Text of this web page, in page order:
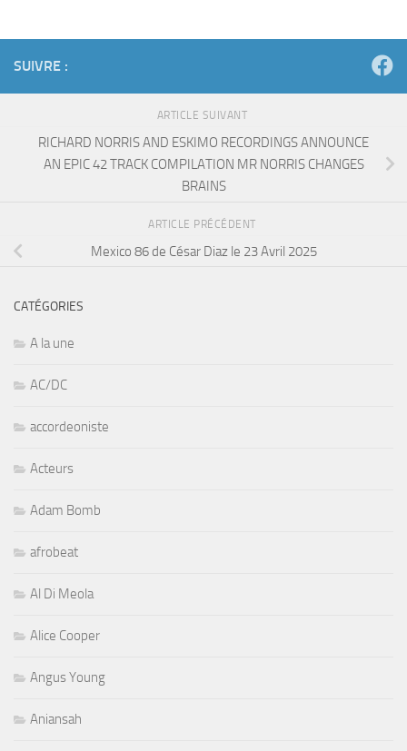
SUIVRE :
ARTICLE SUIVANT
RICHARD NORRIS AND ESKIMO RECORDINGS ANNOUNCE
AN EPIC 42 TRACK COMPILATION MR NORRIS CHANGES
BRAINS
ARTICLE PRÉCÉDENT
Mexico 86 de César Diaz le 23 Avril 2025
CATÉGORIES
A la une
AC/DC
accordeoniste
Acteurs
Adam Bomb
afrobeat
Al Di Meola
Alice Cooper
Angus Young
Aniansah